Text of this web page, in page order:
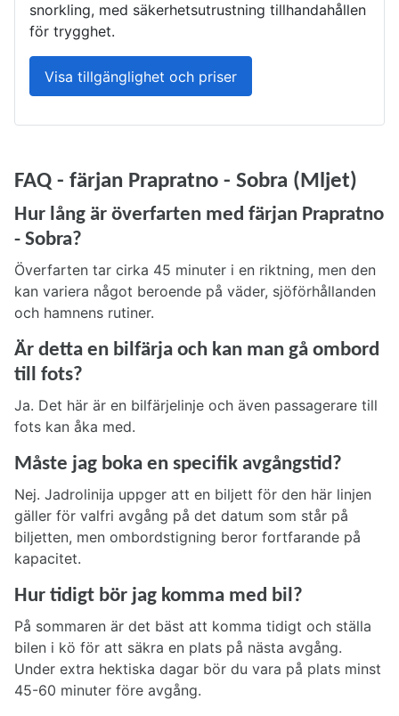
snorkling, med säkerhetsutrustning tillhandahållen
för trygghet.
Visa tillgänglighet och priser
FAQ - färjan Prapratno - Sobra (Mljet)
Hur lång är överfarten med färjan Prapratno
- Sobra?
Överfarten tar cirka 45 minuter i en riktning, men den
kan variera något beroende på väder, sjöförhållanden
och hamnens rutiner.
Är detta en bilfärja och kan man gå ombord
till fots?
Ja. Det här är en bilfärjelinje och även passagerare till
fots kan åka med.
Måste jag boka en specifik avgångstid?
Nej. Jadrolinija uppger att en biljett för den här linjen
gäller för valfri avgång på det datum som står på
biljetten, men ombordstigning beror fortfarande på
kapacitet.
Hur tidigt bör jag komma med bil?
På sommaren är det bäst att komma tidigt och ställa
bilen i kö för att säkra en plats på nästa avgång.
Under extra hektiska dagar bör du vara på plats minst
45-60 minuter före avgång.